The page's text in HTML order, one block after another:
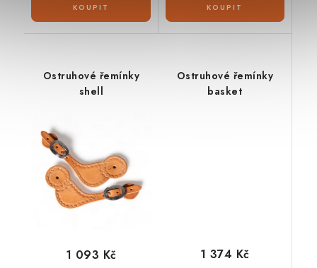
Ostruhové řemínky
shell
1 093 Kč
Ostruhové řemínky
basket
1 374 Kč